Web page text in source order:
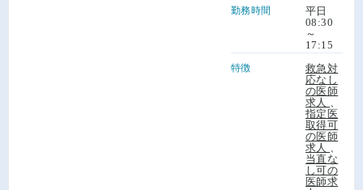
勤務時間
平日
08:30
～
17:15
特徴
救急対
応なし
の医師
求人
指定医
取得可
の医師
求人
当直な
し可の
医師求